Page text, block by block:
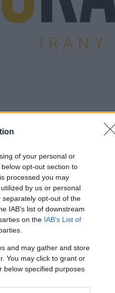
of your personal or
opt-out section to
processed you may
by us or personal
opt-out of the
IAB’s list of downstream
on the IAB’s List of
and may gather and store
You may click to grant or
below specified purposes